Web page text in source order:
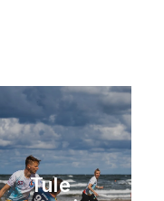
Tule
trenni